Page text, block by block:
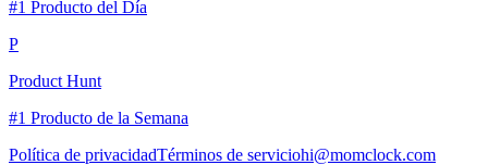
#1 Producto del Día
P
Product Hunt
#1 Producto de la Semana
Política de privacidadTérminos de serviciohi@momclock.com